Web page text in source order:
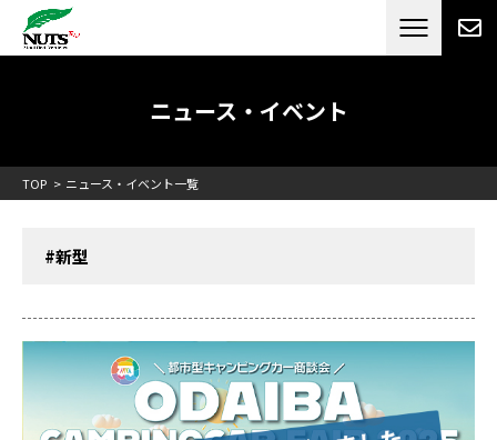
日本最大級のキャンピングカーメーカー
RV[テレビCM放送]
ニュース・イベント
TOP ニュース・イベント一覧
#新型